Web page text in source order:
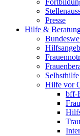
Presse
Hilfe &
Selbsthilfe
Hilfe vor
bff-